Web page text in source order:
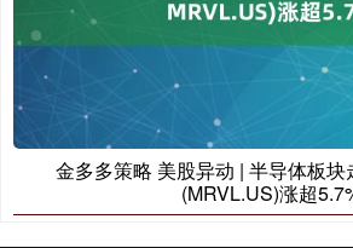
金多多策略 美股异动 | 半导体板
(MRVL.US)涨超